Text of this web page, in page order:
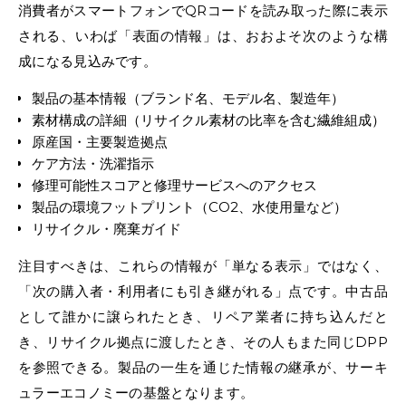
消費者がスマートフォンでQRコードを読み取った際に表示
される、いわば「表面の情報」は、おおよそ次のような構
成になる見込みです。
製品の基本情報（ブランド名、モデル名、製造年）
素材構成の詳細（リサイクル素材の比率を含む繊維組成）
原産国・主要製造拠点
ケア方法・洗濯指示
修理可能性スコアと修理サービスへのアクセス
製品の環境フットプリント（CO2、水使用量など）
リサイクル・廃棄ガイド
注目すべきは、これらの情報が「単なる表示」ではなく、
「次の購入者・利用者にも引き継がれる」点です。中古品
として誰かに譲られたとき、リペア業者に持ち込んだと
き、リサイクル拠点に渡したとき、その人もまた同じDPP
を参照できる。製品の一生を通じた情報の継承が、サーキ
ュラーエコノミーの基盤となります。